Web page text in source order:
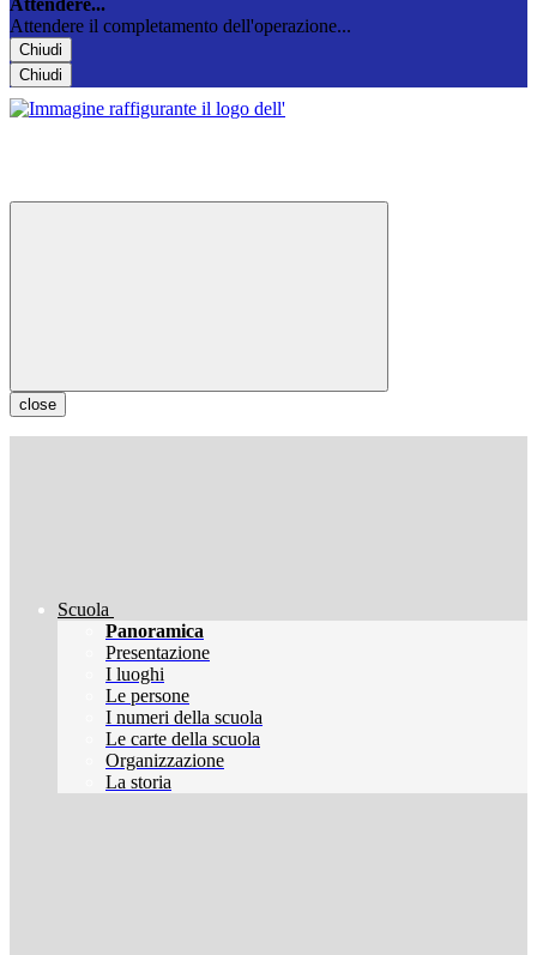
Attendere...
Attendere il completamento dell'operazione...
Chiudi
Chiudi
close
Scuola
Panoramica
Presentazione
I luoghi
Le persone
I numeri della scuola
Le carte della scuola
Organizzazione
La storia